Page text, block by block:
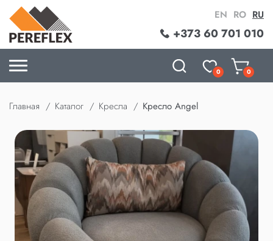
+373 60 701 010
EN RO RU
0 0
Главная Каталог Кресла Кресло Angel